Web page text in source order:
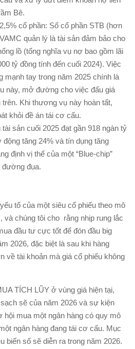
Bê.
cổ phần: Số cổ phần STB (hơn
quản lý là tài sản đảm bảo cho
lồ (tổng nghĩa vụ nợ bao gồm lãi
tỷ đồng tính đến cuối 2024). Việc
mạnh tay trong năm 2025 chính là
này, mở đường cho việc đấu giá
trên. Khi thương vụ này hoàn tất,
khỏi đề án tái cơ cấu.
sản cuối 2025 đạt gần 918 ngàn tỷ
động tăng 24% và tín dụng tăng
định vị thế của một “Blue-chip”
đường đua.
tố của một siêu cổ phiếu theo mô
và chúng tôi cho rằng nhịp rung lắc
đầu tư cực tốt để đón đầu big
2026, đặc biệt là sau khi hàng
về tài khoản mà giá cổ phiếu không
TÍCH LŨY ở vùng giá hiện tại,
sẽ của năm 2026 và sự kiện
hội mua một ngân hàng có quy mô
ngân hàng đang tái cơ cấu. Mục
biến số sẽ diễn ra trong năm 2026.